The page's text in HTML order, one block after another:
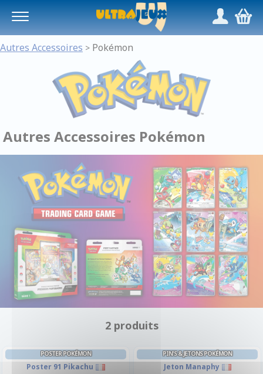
/,
Autres Accessoires > Pokémon
Autres Accessoires Pokémon
2 produits
POSTER POKÉMON
Poster 91 Pikachu
PIN'S & JETONS POKÉMON
Jeton Manaphy